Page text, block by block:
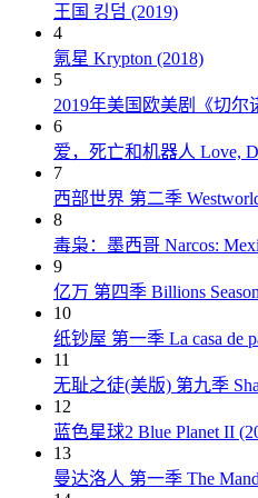
王国 킹덤 (2019)
4
氪星 Krypton (2018)
5
2019年美国欧美剧《切尔
6
爱，死亡和机器人 Love,
7
西部世界 第二季
8
毒枭：墨西哥 Narcos:
9
亿万 第四季 Billions
10
纸钞屋 第一季 La casa de
11
无耻之徒(美版) 第九季
12
蓝色星球2 Blue Planet II
13
曼达洛人 第一季 The